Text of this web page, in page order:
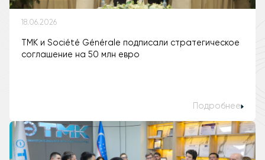
18.06.2026
ТМК и Société Générale подписали стратегическое
соглашение на 50 млн евро
Подробнее